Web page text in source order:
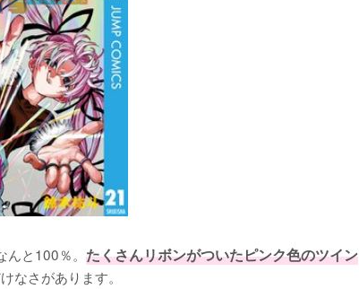
と100％。 たくさんリボンがついたピンク色のツイン
なさがあります。